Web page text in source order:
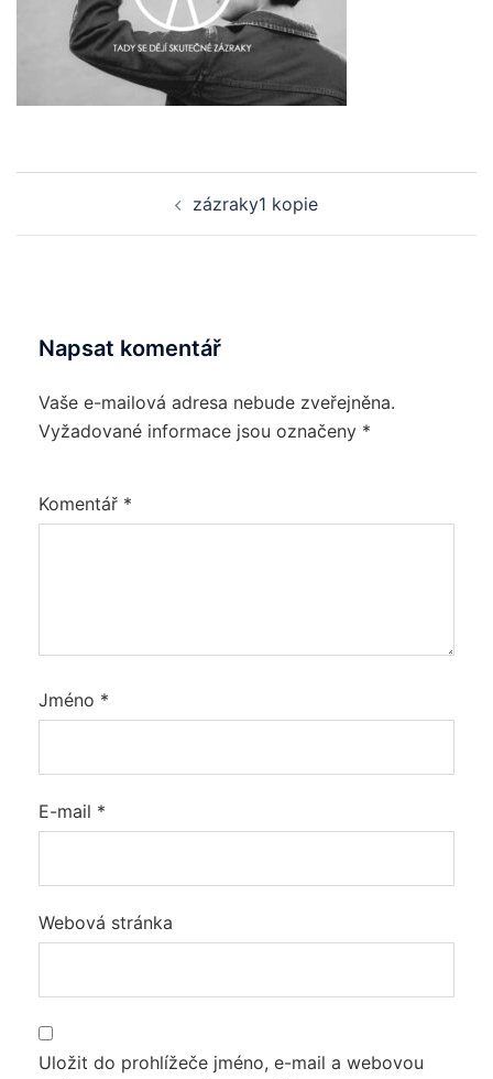
zázraky1 kopie
Napsat komentář
Vaše e-mailová adresa nebude zveřejněna.
Vyžadované informace jsou označeny *
Komentář *
Jméno *
E-mail *
Webová stránka
Uložit do prohlížeče jméno, e-mail a webovou